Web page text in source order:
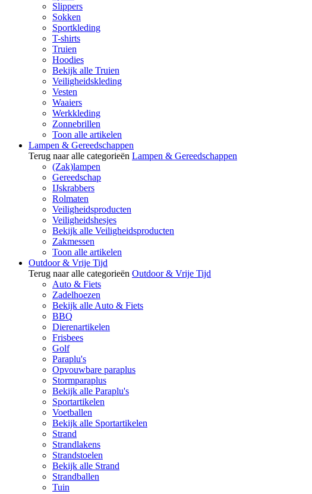
Slippers
Sokken
Sportkleding
T-shirts
Truien
Hoodies
Bekijk alle Truien
Veiligheidskleding
Vesten
Waaiers
Werkkleding
Zonnebrillen
Toon alle artikelen
Lampen & Gereedschappen
Terug naar alle categorieën Lampen & Gereedschappen
(Zak)lampen
Gereedschap
IJskrabbers
Rolmaten
Veiligheidsproducten
Veiligheidshesjes
Bekijk alle Veiligheidsproducten
Zakmessen
Toon alle artikelen
Outdoor & Vrije Tijd
Terug naar alle categorieën Outdoor & Vrije Tijd
Auto & Fiets
Zadelhoezen
Bekijk alle Auto & Fiets
BBQ
Dierenartikelen
Frisbees
Golf
Paraplu's
Opvouwbare paraplus
Stormparaplus
Bekijk alle Paraplu's
Sportartikelen
Voetballen
Bekijk alle Sportartikelen
Strand
Strandlakens
Strandstoelen
Bekijk alle Strand
Strandballen
Tuin